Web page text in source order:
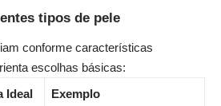
tipos de pele
conforme características
escolhas básicas:
Ideal Exemplo